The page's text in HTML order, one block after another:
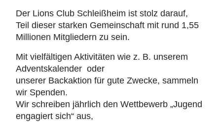
Der Lions Club Schleißheim ist stolz darauf,
Teil dieser starken Gemeinschaft mit rund 1,55
Millionen Mitgliedern zu sein.
Mit vielfältigen Aktivitäten wie z. B. unserem
Adventskalender oder
unserer Backaktion für gute Zwecke, sammeln
wir Spenden.
Wir schreiben jährlich den Wettbewerb „Jugend
engagiert sich“ aus,